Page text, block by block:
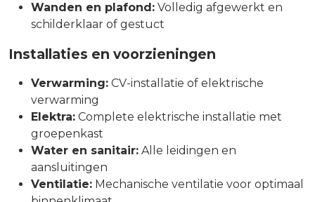
Wanden en plafond: Volledig afgewerkt en
schilderklaar of gestuct
Installaties en voorzieningen
Verwarming: CV-installatie of elektrische
verwarming
Elektra: Complete elektrische installatie met
groepenkast
Water en sanitair: Alle leidingen en
aansluitingen
Ventilatie: Mechanische ventilatie voor optimaal